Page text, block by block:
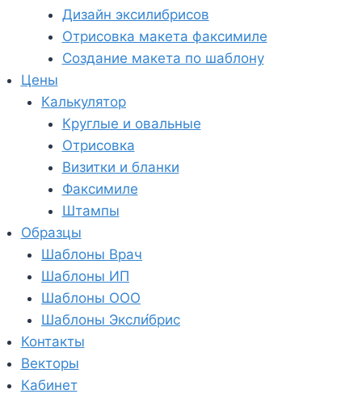
Дизайн эксилибрисов
Отрисовка макета факсимиле
Создание макета по шаблону
Цены
Калькулятор
Круглые и овальные
Отрисовка
Визитки и бланки
Факсимиле
Штампы
Образцы
Шаблоны Врач
Шаблоны ИП
Шаблоны ООО
Шаблоны Эксли́брис
Контакты
Векторы
Кабинет